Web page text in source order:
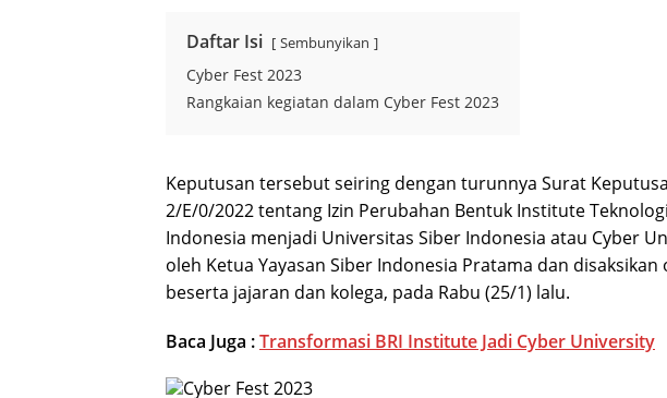
Daftar Isi Sembunyikan
Cyber Fest 2023
Rangkaian kegiatan dalam Cyber Fest 2023
Keputusan tersebut seiring dengan turunnya Surat
2/E/0/2022 tentang Izin Perubahan Bentuk Institute
Indonesia menjadi Universitas Siber Indonesia atau Cyber
oleh Ketua Yayasan Siber Indonesia Pratama dan
beserta jajaran dan kolega, pada Rabu (25/1) lalu.
Baca Juga :Transformasi BRI Institute Jadi Cyber University